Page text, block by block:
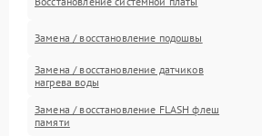
Замена / восстановление подошвы
Замена / восстановление датчиков
нагрева воды
Замена / восстановление FLASH флеш
памяти